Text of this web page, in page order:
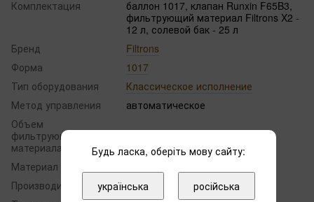
Комплектация
баллон 1017, клапан Runxin F65B3,
фильтрующий материал Filtrons X2 -
12 л, солевой бак - 25 л
Бренд
Filtrons
Форма
1017
Тип оборудования
Классическое исполнение
Метод управления
автоматическое
Объем
фильтрующего
мaтериaлa
Материал фильтра
Производительность
0.5 м³/ч
Будь ласка, оберіть мову сайту:
українська російська